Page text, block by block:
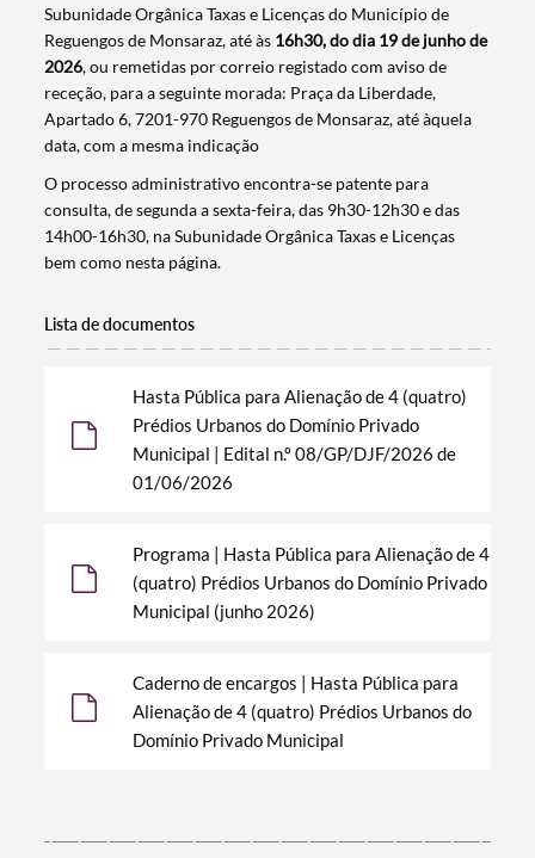
Subunidade Orgânica Taxas e Licenças do Município de
Reguengos de Monsaraz, até às 16h30, do dia 19 de junho de
2026, ou remetidas por correio registado com aviso de
receção, para a seguinte morada: Praça da Liberdade,
Apartado 6, 7201-970 Reguengos de Monsaraz, até àquela
data, com a mesma indicação
O processo administrativo encontra-se patente para
consulta, de segunda a sexta-feira, das 9h30-12h30 e das
14h00-16h30, na Subunidade Orgânica Taxas e Licenças
bem como nesta página.
Lista de documentos
Hasta Pública para Alienação de 4 (quatro)
Prédios Urbanos do Domínio Privado
Municipal | Edital n.º 08/GP/DJF/2026 de
01/06/2026
Programa | Hasta Pública para Alienação de 4
(quatro) Prédios Urbanos do Domínio Privado
Municipal (junho 2026)
Caderno de encargos | Hasta Pública para
Alienação de 4 (quatro) Prédios Urbanos do
Domínio Privado Municipal